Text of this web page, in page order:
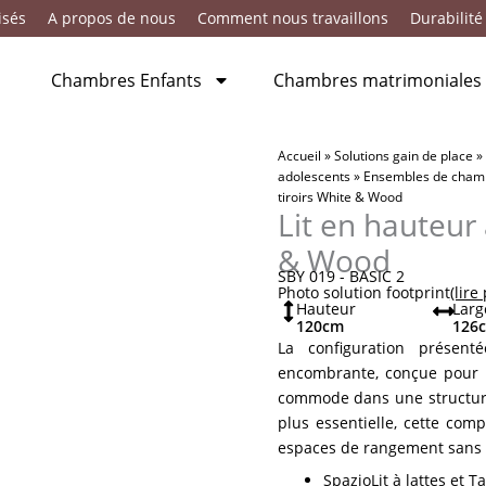
A propos de nous Comment nous travaillons Durabilité
Chambres Enfants Chambres matrimoniales
Accueil »Solutions gain de place »
adolescents» Ensembles de
tiroirs White & Wood
Lit en
& Wood
SBY 019 - BASIC 2
Photo solution footprint(lire
Hauteur
120cm
126
La configuration
encombrante, conçue
commode dans une
plus essentielle, cette
espaces de rangement
SpazioLit à lattes et